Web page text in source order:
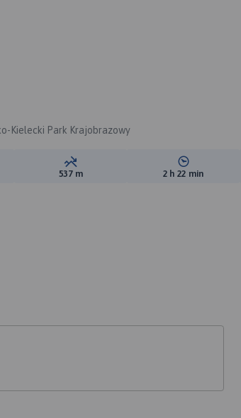
Kielecki Park Krajobrazowy
Suma spadków:
537 m Średni czas
2 h 22 min